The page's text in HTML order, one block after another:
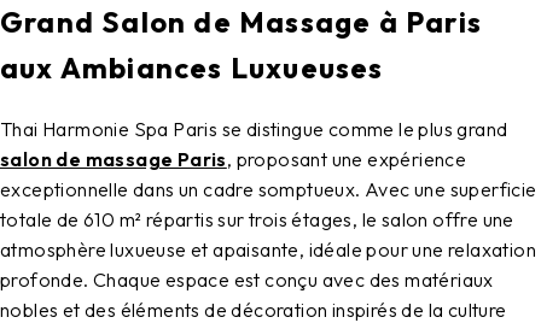
Grand Salon de Massage à Paris
aux Ambiances Luxueuses
Thai Harmonie Spa Paris se distingue comme le plus grand
salon de massage Paris, proposant une expérience
exceptionnelle dans un cadre somptueux. Avec une superficie
totale de 610 m² répartis sur trois étages, le salon offre une
atmosphère luxueuse et apaisante, idéale pour une relaxation
profonde. Chaque espace est conçu avec des matériaux
nobles et des éléments de décoration inspirés de la culture